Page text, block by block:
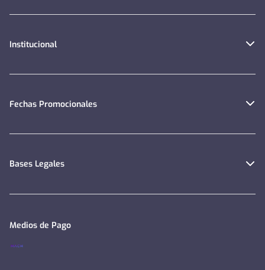
Institucional
Fechas Promocionales
Bases Legales
Medios de Pago